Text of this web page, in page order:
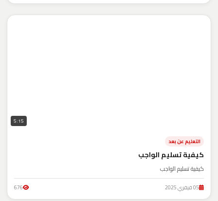
5:15
التعليم عن بعد
كيفية تسليم الواجب
كيفية تسليم الواجب
05 فيفري 2025 676